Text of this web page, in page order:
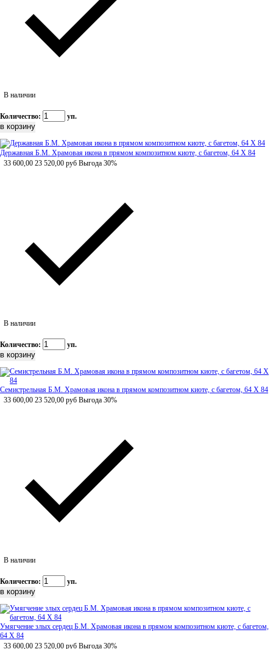
В наличии
Количество: уп.
Державная Б.М. Храмовая икона в прямом композитном киоте, с багетом, 64 Х 84
33 600,00 23 520,00 руб Выгода 30%
В наличии
Количество: уп.
Семистрельная Б.М. Храмовая икона в прямом композитном киоте, с багетом, 64 Х 84
33 600,00 23 520,00 руб Выгода 30%
В наличии
Количество: уп.
Умягчение злых сердец Б.М. Храмовая икона в прямом композитном киоте, с багетом,
64 Х 84
33 600,00 23 520,00 руб Выгода 30%